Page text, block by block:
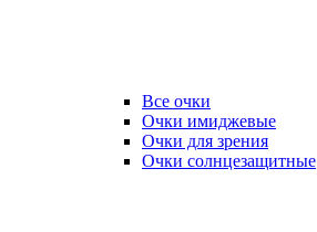
Все очки
Очки имиджевые
Очки для зрения
Очки солнцезащитные